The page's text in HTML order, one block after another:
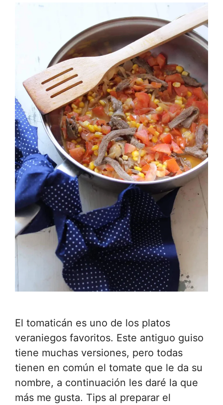
El tomaticán es uno de los platos
veraniegos favoritos. Este antiguo guiso
tiene muchas versiones, pero todas
tienen en común el tomate que le da su
nombre, a continuación les daré la que
más me gusta. Tips al preparar el